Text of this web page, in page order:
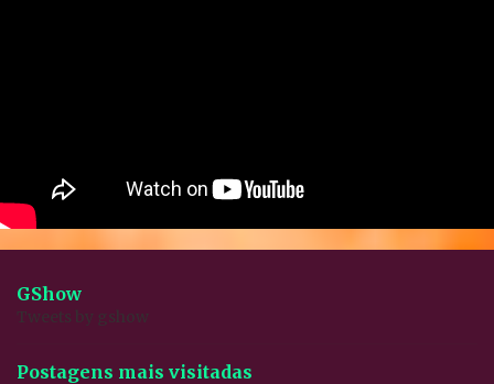
GShow
Tweets by gshow
Postagens mais visitadas